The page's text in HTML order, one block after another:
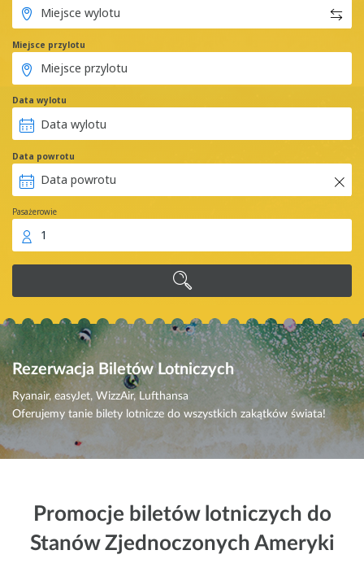
Miejsce przylotu
Data wylotu
Data powrotu
Pasażerowie
1
Rezerwacja Biletów Lotniczych
Ryanair, easyJet, WizzAir, Lufthansa
Oferujemy tanie bilety lotnicze do wszystkich zakątków świata!
Promocje biletów lotniczych do
Stanów Zjednoczonych Ameryki